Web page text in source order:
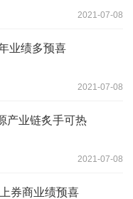
2021-07-08
业绩多预喜
2021-07-08
产业链炙手可热
2021-07-08
券商业绩预喜